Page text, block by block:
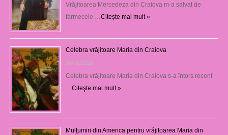
Vrăjitoarea Mercedeza din Craiova m-a salvat de
farmecele … Citeşte mai mult »
Celebra vrăjitoare Maria din Craiova
06/08/2026
Celebra vrăjitoare Maria din Craiova s-a întors recent
Citeşte mai mult »
Mulţumiri din America pentru vrăjitoarea Maria din